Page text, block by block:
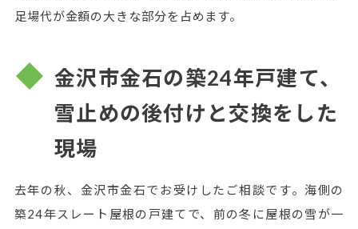
足場代が金額の大きな部分を占めます。
金沢市金石の築24年戸建て、
雪止めの後付けと交換をした
現場
去年の秋、金沢市金石でお受けしたご相談です。海側の
築24年スレート屋根の戸建てで、前の冬に屋根の雪が一